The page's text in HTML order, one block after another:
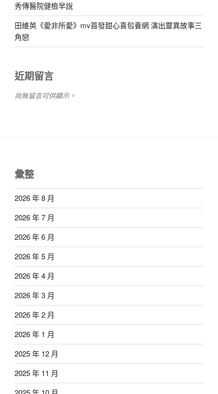
秀傳醫院健檢早說
田維英《愛非所愛》mv首發甜心喜包養網 演出靈異故事三
角戀
近期留言
尚無留言可供顯示。
彙整
2026 年 8 月
2026 年 7 月
2026 年 6 月
2026 年 5 月
2026 年 4 月
2026 年 3 月
2026 年 2 月
2026 年 1 月
2025 年 12 月
2025 年 11 月